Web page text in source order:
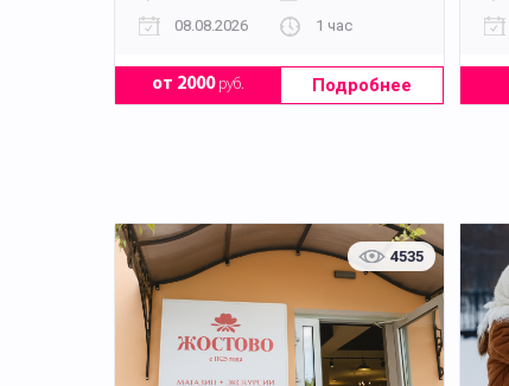
08.08.2026
1 час
от 2000руб. Подробнее
4535